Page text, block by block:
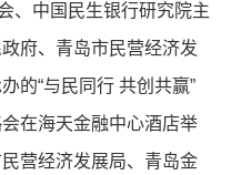
、中国民生银行研究院主
府、青岛市民营经济发
的“与民同行 共创共赢”
在海天金融中心酒店举
营经济发展局、青岛金